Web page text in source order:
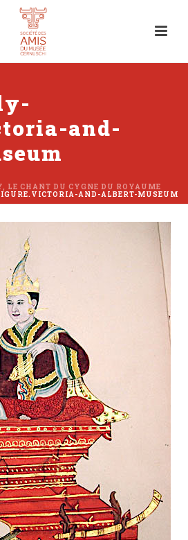
and-
LE CHANT DU CYGNE DU ROYAUME
AND-ALBERT-MUSEUM